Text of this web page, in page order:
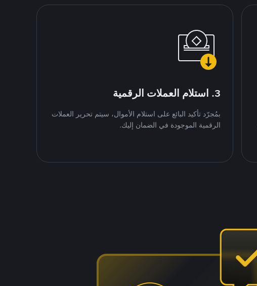
3. استلام العملات الرقمية
بمُجرّد تأكيد البائع على استلام الأموال، سيتم تحرير العملات
الرقمية الموجودة في الضمان إليك.